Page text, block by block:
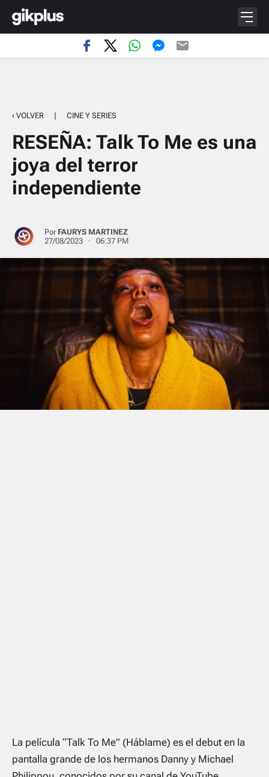
‹ VOLVER | CINE Y SERIES
RESEÑA: Talk To Me es una
joya del terror
independiente
Por FAURYS MARTINEZ
27/08/2023 · 06:37 PM
La película “Talk To Me” (Háblame) es el debut en la
pantalla grande de los hermanos Danny y Michael